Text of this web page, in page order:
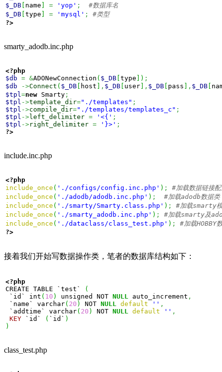
$_DB name = 'yop' ;
$_DB type = 'mysql' ;
?>
smarty_adodb.inc.php
<?php
$db = &ADONewConnection ( $_DB type ) ;
$db
->Connect ( $_DB host , $_DB user , $_DB pass , $_DB
$tpl =new Smarty ;
$tpl ->template_dir="./templates" ;
$tpl ->compile_dir="./templates/templates_c" ;
$tpl ->left_delimiter = '<{' ;
$tpl ->right_delimiter = '}>' ;
?>
include.inc.php
<?php
include_once ( './configs/config.inc.php' ) ;
include_once ( './adodb/adodb.inc.php' ) ;
include_once ( './smarty/Smarty.class.php' ) ;
include_once ( './smarty_adodb.inc.php' ) ;
include_once ( './dataclass/class_test.php' ) ;
?>
接着我们开始写数据操作类，笔者的数据库结构如下：
<?php
CREATE TABLE `test`
(
`id` int ( 10 ) unsigned NOT NULL auto_increment ,
`name` varchar( 20 ) NOT NULL default '' ,
`addtime` varchar( 20 ) NOT NULL default '' ,
KEY `id` ( `id` )
)
class_test.php